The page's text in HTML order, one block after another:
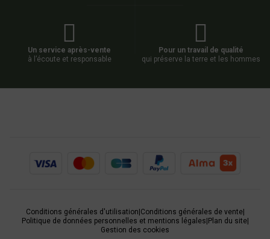
Un service après-vente
à l’écoute et responsable
Pour un travail de qualité
qui préserve la terre et les hommes
Conditions générales d'utilisation Conditions générales de vente|
Politique de données personnelles et mentions légales Plan du site|
Gestion des cookies